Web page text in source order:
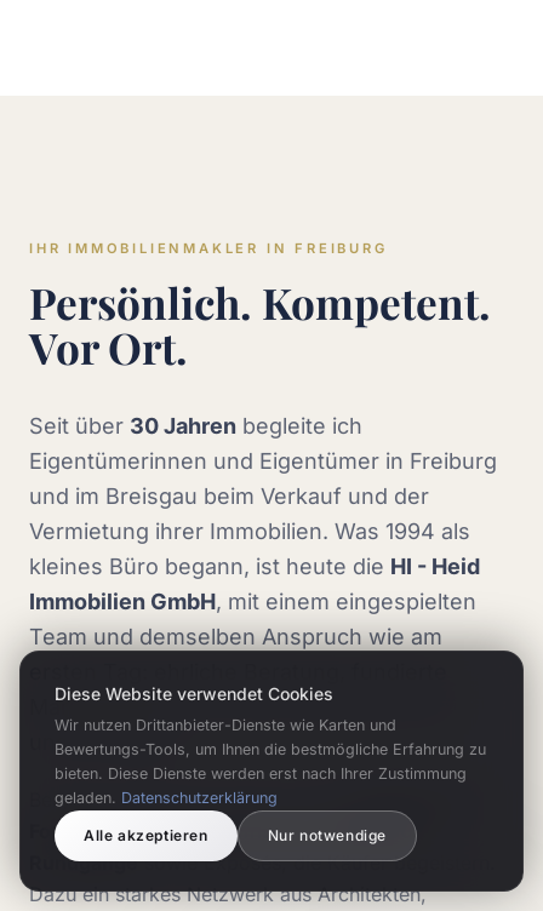
IHR IMMOBILIENMAKLER IN FREIBURG
Persönlich. Kompetent.
Vor Ort.
Seit über 30 Jahren begleite ich
Eigentümerinnen und Eigentümer in Freiburg
und im Breisgau beim Verkauf und der
Vermietung ihrer Immobilien. Was 1994 als
kleines Büro begann, ist heute die HI - Heid
Immobilien GmbH, mit einem eingespielten
Team und demselben Anspruch wie am
Marktkenntnis und echte Leidenschaft für
unsere Region.
Bei jeder Immobilie setzen wir auf
Fotografie, Drohnenaufnahmen und 360°-
Rundgängesowie Exposés, die Käufer begeistern.
Dazu ein starkes Netzwerk aus Architekten,
Diese Website verwendet Cookies
Wir nutzen Drittanbieter-Dienste wie Karten und
Bewertungs-Tools, um Ihnen die bestmögliche Erfahrung zu
bieten. Diese Dienste werden erst nach Ihrer Zustimmung
geladen. Datenschutzerklärung
Alle akzeptieren Nur notwendige